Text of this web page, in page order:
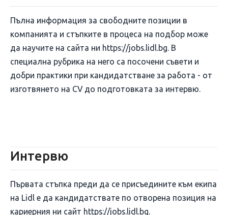
Пълна информация за свободните позиции в
компанията и стъпките в процеса на подбор може
да научите на сайта ни https://jobs.lidl.bg. В
специална рубрика на него са посочени съвети и
добри практики при кандидатстване за работа - от
изготвянето на CV до подготовката за интервю.
Интервю
Първата стъпка преди да се присъедините към екипа
на Lidl е да кандидатствате по отворена позиция на
кариерния ни сайт https://jobs.lidl.bg.